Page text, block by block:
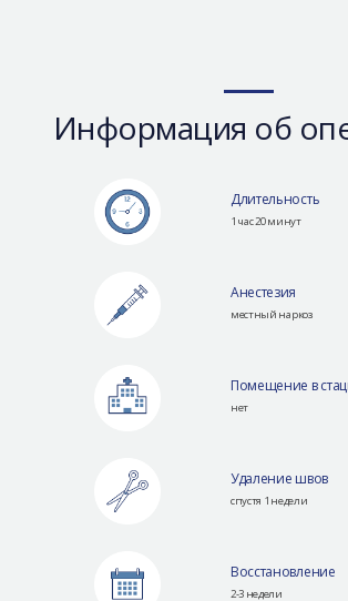
Информация об
Длительность
1 час 20 минут
Анестезия
местный наркоз
Помещение в
нет
Удаление швов
спустя 1 недели
Восстановление
2-3 недели